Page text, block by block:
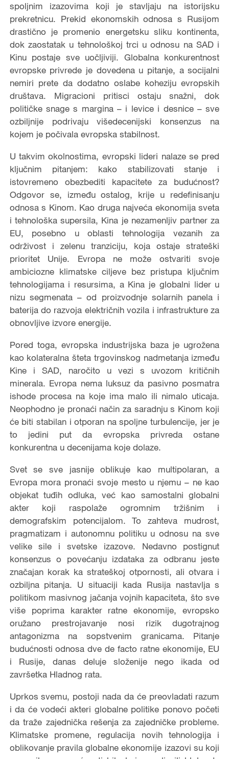
spoljnim izazovima koji je stavljaju na istorijsku
prekretnicu. Prekid ekonomskih odnosa s Rusijom
drastično je promenio energetsku sliku kontinenta,
dok zaostatak u tehnološkoj trci u odnosu na SAD i
Kinu postaje sve uočljiviji. Globalna konkurentnost
evropske privrede je dovedena u pitanje, a socijalni
nemiri prete da dodatno oslabe koheziju evropskih
društava. Migracioni pritisci ostaju snažni, dok
političke snage s margina – i levice i desnice – sve
ozbiljnije podrivaju višedecenijski konsenzus na
kojem je počivala evropska stabilnost.
U takvim okolnostima, evropski lideri nalaze se pred
ključnim pitanjem: kako stabilizovati stanje i
istovremeno obezbediti kapacitete za budućnost?
Odgovor se, između ostalog, krije u redefinisanju
odnosa s Kinom. Kao druga najveća ekonomija sveta
i tehnološka supersila, Kina je nezamenljiv partner za
EU, posebno u oblasti tehnologija vezanih za
održivost i zelenu tranziciju, koja ostaje strateški
prioritet Unije. Evropa ne može ostvariti svoje
ambiciozne klimatske ciljeve bez pristupa ključnim
tehnologijama i resursima, a Kina je globalni lider u
nizu segmenata – od proizvodnje solarnih panela i
baterija do razvoja električnih vozila i infrastrukture za
obnovljive izvore energije.
Pored toga, evropska industrijska baza je ugrožena
kao kolateralna šteta trgovinskog nadmetanja između
Kine i SAD, naročito u vezi s uvozom kritičnih
minerala. Evropa nema luksuz da pasivno posmatra
ishode procesa na koje ima malo ili nimalo uticaja.
Neophodno je pronaći način za saradnju s Kinom koji
će biti stabilan i otporan na spoljne turbulencije, jer je
to jedini put da evropska privreda ostane
konkurentna u decenijama koje dolaze.
Svet se sve jasnije oblikuje kao multipolaran, a
Evropa mora pronaći svoje mesto u njemu – ne kao
objekat tuđih odluka, već kao samostalni globalni
akter koji raspolaže ogromnim tržišnim i
demografskim potencijalom. To zahteva mudrost,
pragmatizam i autonomnu politiku u odnosu na sve
velike sile i svetske izazove. Nedavno postignut
konsenzus o povećanju izdataka za odbranu jeste
značajan korak ka strateškoj otpornosti, ali otvara i
ozbiljna pitanja. U situaciji kada Rusija nastavlja s
politikom masivnog jačanja vojnih kapaciteta, što sve
više poprima karakter ratne ekonomije, evropsko
oružano prestrojavanje nosi rizik dugotrajnog
antagonizma na sopstvenim granicama. Pitanje
budućnosti odnosa dve de facto ratne ekonomije, EU
i Rusije, danas deluje složenije nego ikada od
završetka Hladnog rata.
Uprkos svemu, postoji nada da će preovladati razum
i da će vodeći akteri globalne politike ponovo početi
da traže zajednička rešenja za zajedničke probleme.
Klimatske promene, regulacija novih tehnologija i
oblikovanje pravila globalne ekonomije izazovi su koji